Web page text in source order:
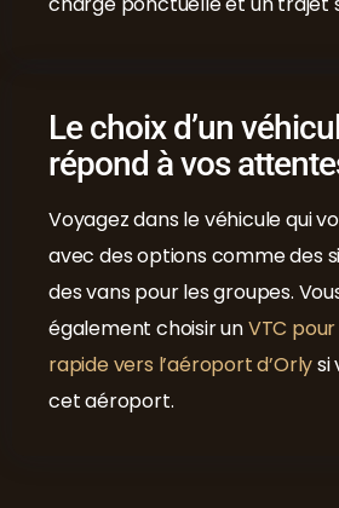
Le choix d’un
répond à vos
Voyagez dans le véhicule qui
avec des options comme des
des vans pour les groupes.
également choisir unVTC
rapide vers l’aéroport d’Orlysi
cet aéroport.